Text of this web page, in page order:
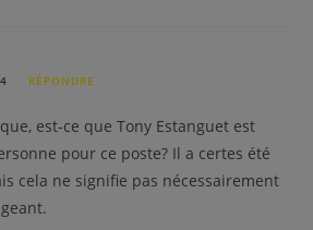
RÉPONDRE
est-ce que Tony Estanguet est
pour ce poste? Il a certes été
cela ne signifie pas nécessairement